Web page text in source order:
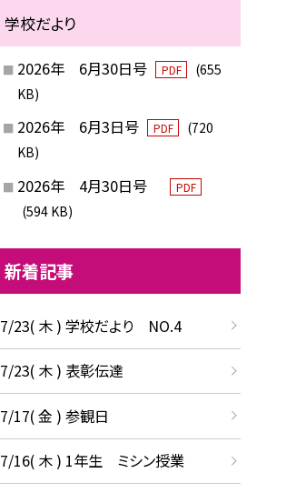
学校だより
2026年 6月30日号 PDF
(655
KB)
2026年 6月3日号 PDF
(720
KB)
2026年 4月30日号 PDF
(594 KB)
新着記事
7/23( 木 ) 学校だより NO.4
7/23( 木 ) 表彰伝達
7/17( 金 ) 参観日
7/16( 木 ) 1年生 ミシン授業